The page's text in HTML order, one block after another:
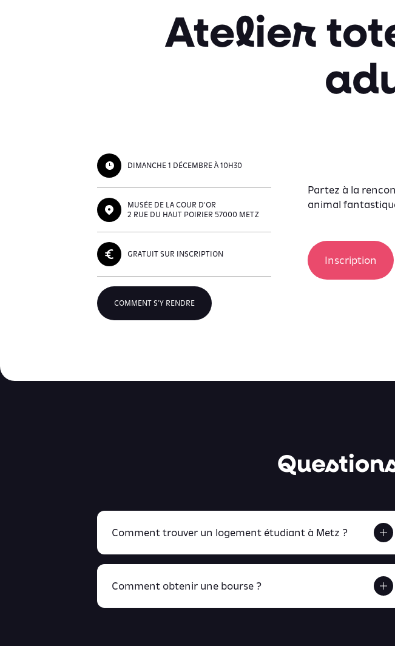
Atelier
DIMANCHE 1 DÉCEMBRE À 10H30
MUSÉE DE LA COUR D'OR
2 RUE DU HAUT POIRIER 57000 METZ
GRATUIT SUR INSCRIPTION
COMMENT S'Y RENDRE
Partez à la
animal
Inscription
Comment trouver un logement étudiant à Metz ?
Retrouve tout ça en
Comment obtenir une bourse ?